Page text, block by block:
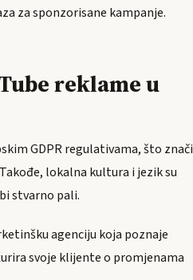
za sponzorisane kampanje.
reklame u
GDPR regulativama, što znači
lokalna kultura i jezik su
stvarno pali.
agenciju koja poznaje
svoje klijente o promjenama